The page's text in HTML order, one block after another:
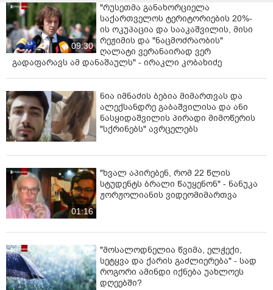
09:30
"რუსეთმა განახორციელა
საქართველოს ტერიტორიების 20%-
ის ოკუპაცია და სააკაშვილის, მისი
რეჟიმის და "ნაცმოძრაობის"
ღალატი ვერანაირად ვერ
გადაფარავს ამ დანაშაულს" - ირაკლი კობახიძე
ნია იმნაძის ბებია მიმართვას და
ალექსანდრე გაბაშვილისა და ანი
ნასყიდაშვილის პირადი მიმოწერის
"სქრინებს" ავრცელებს
01:16
"ხვალ აპირებენ, რომ 22 წლის
სტუდენტს ბრალი წაუყენონ" - ნანუკა
ჟორჟოლიანის ვიდეომიმართვა
"მოსალოდნელია წვიმა, ელჭექი,
სეტყვა და ქარის გაძლიერება" - სად
როგორი ამინდი იქნება უახლოეს
დღეებში?